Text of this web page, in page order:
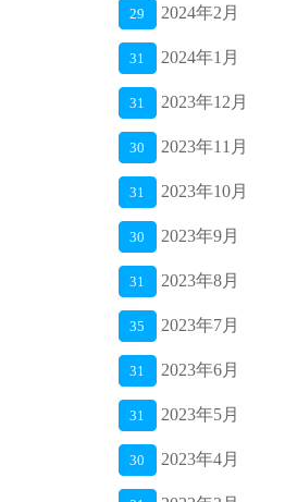
29 2024年2月
31 2024年1月
31 2023年12月
30 2023年11月
31 2023年10月
30 2023年9月
31 2023年8月
35 2023年7月
31 2023年6月
31 2023年5月
30 2023年4月